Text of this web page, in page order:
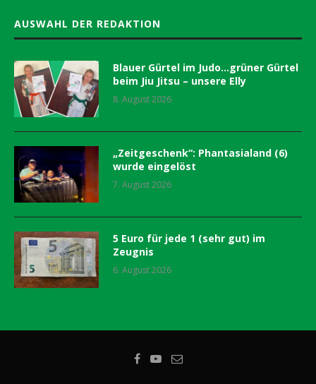
AUSWAHL DER REDAKTION
Blauer Gürtel im Judo…grüner Gürtel
beim Jiu Jitsu – unsere Elly
8. August 2026
„Zeitgeschenk“: Phantasialand (6)
wurde eingelöst
7. August 2026
5 Euro für jede 1 (sehr gut) im
Zeugnis
6. August 2026